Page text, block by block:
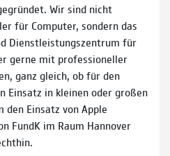
Wir sind nicht
für Computer, sondern das
Dienstleistungszentrum für
gerne mit professioneller
ganz gleich, ob für den
Einsatz in kleinen oder großen
den Einsatz von Apple
FundK im Raum Hannover